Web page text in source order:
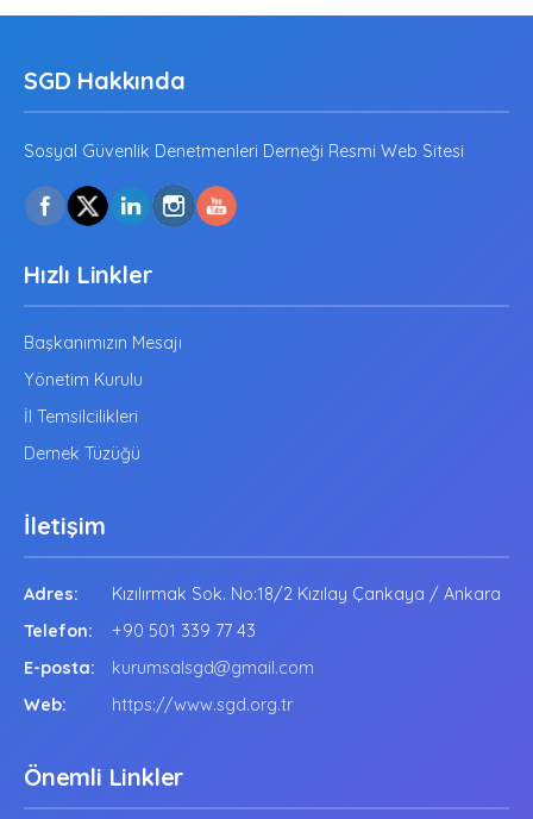
SGD Hakkında
Sosyal Güvenlik Denetmenleri Derneği Resmi Web Sitesi
Hızlı Linkler
Başkanımızın Mesajı
Yönetim Kurulu
İl Temsilcilikleri
Dernek Tüzüğü
İletişim
Adres:
Kızılırmak Sok. No:18/2 Kızılay Çankaya / Ankara
Telefon:
+90 501 339 77 43
E-posta:
kurumsalsgd@gmail.com
Web:
https://www.sgd.org.tr
Önemli Linkler